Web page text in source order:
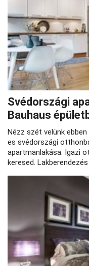
Svédországi
Bauhaus
Nézz szét velünk
es svédországi
apartmanlakása. Igazi
keresed.